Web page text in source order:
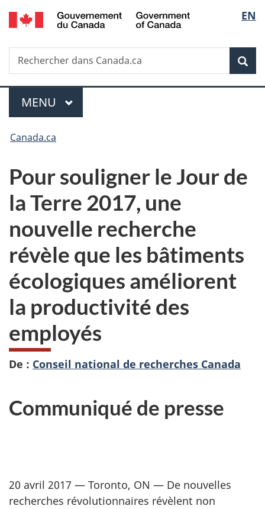
Passer
au
principal
Passer
à
Au
du
Passer
à
version
simplifiée
de
la
EN
Recherche
Rechercher
dans
Menu
MENU PRINCIPAL
Vous
ici :
Canada.ca
Pour souligner le Jour de
la Terre 2017, une
nouvelle recherche
révèle que les bâtiments
écologiques améliorent
la productivité des
employés
De : Conseil national de recherches Canada
Communiqué de presse
20 avril 2017 — Toronto, ON — De nouvelles
recherches révolutionnaires révèlent non